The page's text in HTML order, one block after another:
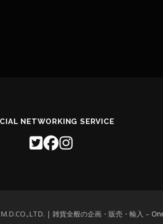
NETWORKING SERVICE
| 雑貨全般の企画・販売・輸入 –